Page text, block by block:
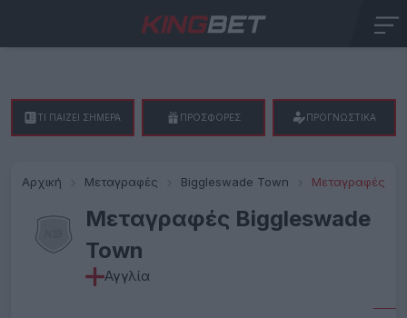
Αρχική Μεταγραφές Biggleswade Town Μεταγραφές
Μεταγραφές Biggleswade
Town
Αγγλία
ΤΙ ΠΑΙΖΕΙ ΣΗΜΕΡΑ ΠΡΟΣΦΟΡΕΣ ΠΡΟΓΝΩΣΤΙΚΑ